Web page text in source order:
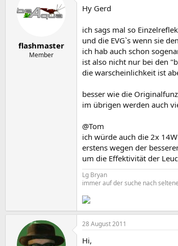
flashmaster
Member
Hy Gerd
ich sags mal so
und die EVG`s wenn sie
ich hab auch schon
ist also nicht nur bei den
die warscheinlichkeit ist
besser wie die
im übrigen werden auch
@Tom
ich würde auch die 2x
erstens wegen der
um die Effektivität der
Lg Bryan
immer auf der suche nach
28 August 2011
Hi,